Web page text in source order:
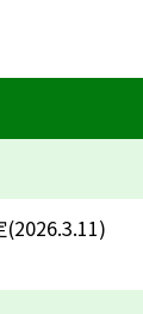
(2026.3.11)